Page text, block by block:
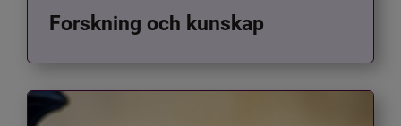
Forskning och kunskap